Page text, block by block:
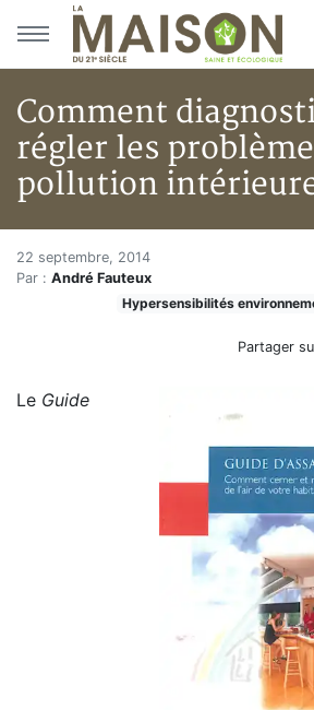
Aller au menu principal
Aller au contenu principal
Comment
régler les
pollution
Accueil
Articles
Maisons saines
Hypersensibilités
Comment diagnostiquer et
Comment
22 septembre, 2014
Par : André Fauteux
Hypersensibilités
Partager
Le Guide